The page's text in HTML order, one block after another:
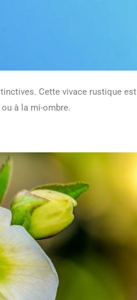
Cette vivace rustique est
à la mi-ombre.